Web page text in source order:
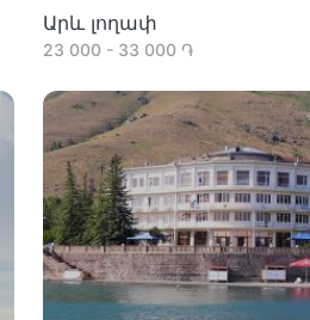
Արև լողափ
23 000 - 33 000 ֏